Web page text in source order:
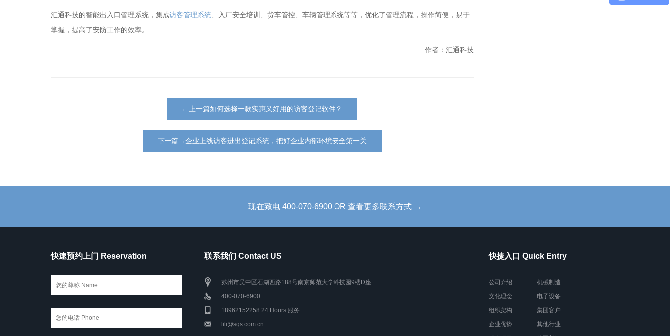
汇通科技的智能出入口管理系统，集成访客管理系统 、入厂安全培训、货车管控、车辆管理系统等等，优化了管理流程，操作简便，易于
掌握，提高了安防工作的效率。
作者：汇通科技
←上一篇如何选择一款实惠又好用的访客登记软件？
下一篇→企业上线访客进出登记系统，把好企业内部环境安全第一关
现在致电 400-070-6900 OR 查看更多联系方式 →
快速预约上门 Reservation 联系我们 Contact US
苏州市吴中区石湖西路188号南京师范大学科技园9楼D座
400-070-6900
18962152258 24 Hours 服务
lili@sqs.com.cn
快捷入口 Quick Entry
公司介绍
文化理念
组织架构
企业优势
机械制造
电子设备
集团客户
其他行业